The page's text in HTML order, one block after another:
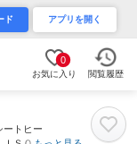
ド アプリを開く
0
お気に入り 閲覧履歴
トヒー